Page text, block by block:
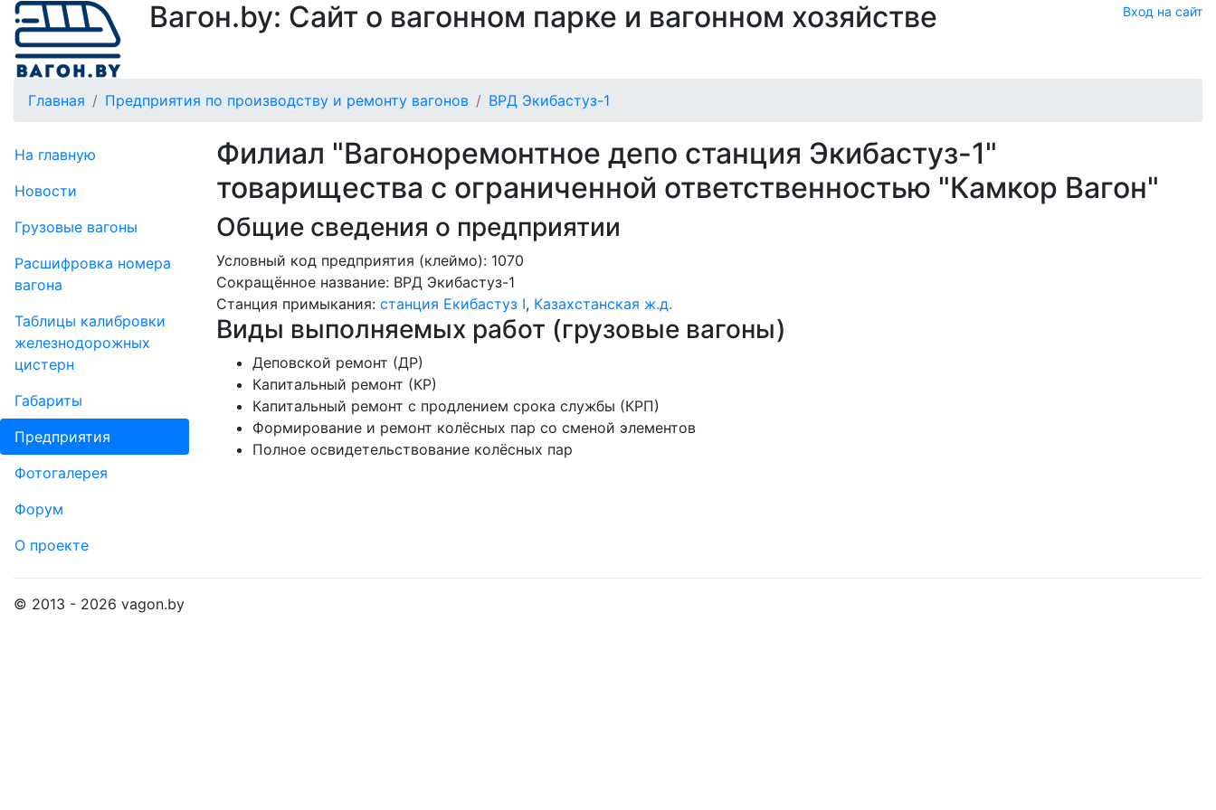
Вагон.by: Сайт о вагонном парке и вагонном хозяйстве Вход на сайт
Главная Предприятия по производству и ремонту вагонов ВРД Экибастуз-1
На главную
Новости
Грузовые вагоны
Рас­шифров­ка номера
вагона
Таблицы калибровки
же­лезно­дорожных
цистерн
Габариты
Пред­прия­тия
Фо­то­га­ле­рея
Форум
О проекте
Филиал "Вагоноремонтное депо станция Экибастуз-1"
товарищества с ограниченной ответственностью "Камкор Вагон"
Общие сведения о предприятии
Условный код предприятия (клеймо): 1070
Сокращённое название: ВРД Экибастуз-1
Станция примыкания: станция Екибастуз I, Казахстанская ж.д.
Виды выполняемых работ (грузовые вагоны)
Деповской ремонт (ДР)
Капитальный ремонт (КР)
Капитальный ремонт с продлением срока службы (КРП)
Формирование и ремонт колёсных пар со сменой элементов
Полное освидетельствование колёсных пар
© 2013 - 2026 vagon.by